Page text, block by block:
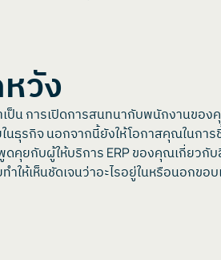
วัง
น การเปิดการสนทนากับพนักงานขอ
ธุรกิจ นอกจากนี้ยังให้โอกาสคุณในกา
ยกับผู้ให้บริการ ERP ของคุณเกี่ยวกั
ห้เห็นชัดเจนว่าอะไรอยู่ในหรือนอกข